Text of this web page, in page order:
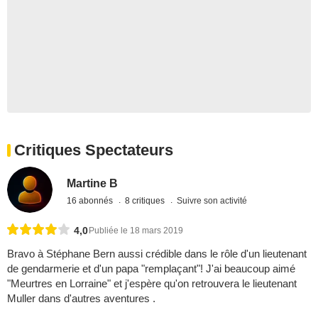
Critiques Spectateurs
Martine B
16 abonnés 8 critiques Suivre son activité
4,0Publiée le 18 mars 2019
Bravo à Stéphane Bern aussi crédible dans le rôle d'un lieutenant
de gendarmerie et d'un papa "remplaçant"! J'ai beaucoup aimé
"Meurtres en Lorraine" et j'espère qu'on retrouvera le lieutenant
Muller dans d'autres aventures .